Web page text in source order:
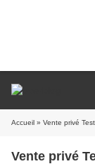
Accueil » Vente privé
Vente privé